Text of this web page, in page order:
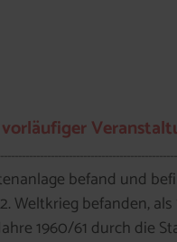
vorläufiger
befand und
Weltkrieg befanden,
1960/61 durch die